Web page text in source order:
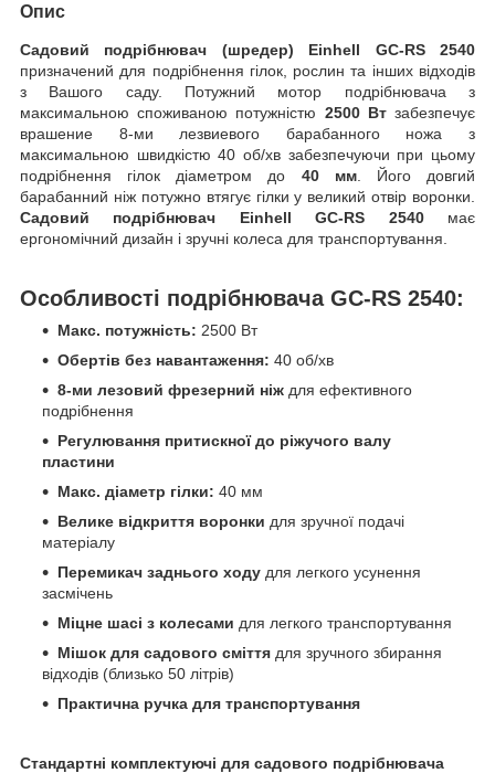
Опис
Садовий подрібнювач (шредер) Einhell GC-RS 2540
призначений для подрібнення гілок, рослин та інших відходів
з Вашого саду. Потужний мотор подрібнювача з
максимальною споживаною потужністю 2500 Втзабезпечує
врашение 8-ми лезвиевого барабанного ножа з
максимальною швидкістю 40 об/хв забезпечуючи при цьому
подрібнення гілок діаметром до 40 мм. Його довгий
барабанний ніж потужно втягує гілки у великий отвір воронки.
Садовий подрібнювач
Einhell GC-RS 2540має
ергономічний дизайн і зручні колеса для транспортування.
Особливості подрібнювача GC-RS 2540:
Макс. потужність: 2500 Вт
Обертів без навантаження: 40 об/хв
8-ми лезовий фрезерний ніж для ефективного
подрібнення
Регулювання притискної до ріжучого валу
пластини
Макс. діаметр гілки: 40 мм
Велике відкриття воронки для зручної подачі
матеріалу
Перемикач заднього ходу для легкого усунення
засмічень
Міцне шасі з колесами для легкого транспортування
Мішок для садового сміття для зручного збирання
відходів (близько 50 літрів)
Практична ручка для транспортування
Стандартні комплектуючі для садового подрібнювача